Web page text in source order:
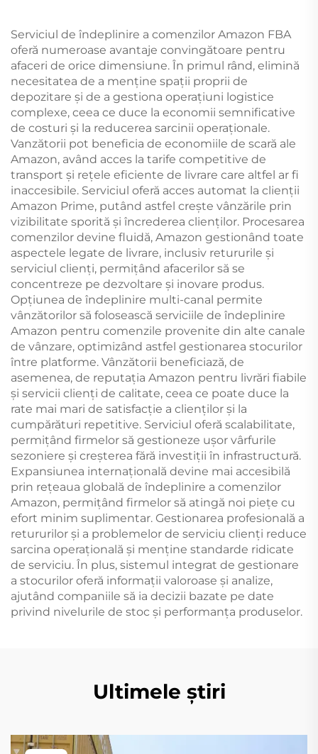
Serviciul de îndeplinire a comenzilor Amazon FBA
oferă numeroase avantaje convingătoare pentru
afaceri de orice dimensiune. În primul rând, elimină
necesitatea de a menține spații proprii de
depozitare și de a gestiona operațiuni logistice
complexe, ceea ce duce la economii semnificative
de costuri și la reducerea sarcinii operaționale.
Vanzătorii pot beneficia de economiile de scară ale
Amazon, având acces la tarife competitive de
transport și rețele eficiente de livrare care altfel ar fi
inaccesibile. Serviciul oferă acces automat la clienții
Amazon Prime, putând astfel crește vânzările prin
vizibilitate sporită și încrederea clienților. Procesarea
comenzilor devine fluidă, Amazon gestionând toate
aspectele legate de livrare, inclusiv retururile și
serviciul clienți, permițând afacerilor să se
concentreze pe dezvoltare și inovare produs.
Opțiunea de îndeplinire multi-canal permite
vânzătorilor să folosească serviciile de îndeplinire
Amazon pentru comenzile provenite din alte canale
de vânzare, optimizând astfel gestionarea stocurilor
între platforme. Vânzătorii beneficiază, de
asemenea, de reputația Amazon pentru livrări fiabile
și servicii clienți de calitate, ceea ce poate duce la
rate mai mari de satisfacție a clienților și la
cumpărături repetitive. Serviciul oferă scalabilitate,
permițând firmelor să gestioneze ușor vârfurile
sezoniere și creșterea fără investiții în infrastructură.
Expansiunea internațională devine mai accesibilă
prin rețeaua globală de îndeplinire a comenzilor
Amazon, permițând firmelor să atingă noi piețe cu
efort minim suplimentar. Gestionarea profesională a
retururilor și a problemelor de serviciu clienți reduce
sarcina operațională și menține standarde ridicate
de serviciu. În plus, sistemul integrat de gestionare
a stocurilor oferă informații valoroase și analize,
ajutând companiile să ia decizii bazate pe date
privind nivelurile de stoc și performanța produselor.
Ultimele știri